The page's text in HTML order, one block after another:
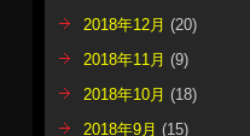
2018年12月 (20)
2018年11月 (9)
2018年10月 (18)
2018年9月 (15)